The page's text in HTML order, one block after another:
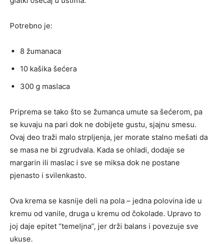
Potrebno je:
8 žumanaca
10 kašika šećera
300 g maslaca
Priprema se tako što se žumanca umute sa šećerom, pa
se kuvaju na pari dok ne dobijete gustu, sjajnu smesu.
Ovaj deo traži malo strpljenja, jer morate stalno mešati da
se masa ne bi zgrudvala. Kada se ohladi, dodaje se
margarin ili maslac i sve se miksa dok ne postane
pjenasto i svilenkasto.
Ova krema se kasnije deli na pola – jedna polovina ide u
kremu od vanile, druga u kremu od čokolade. Upravo to
joj daje epitet “temeljna”, jer drži balans i povezuje sve
ukuse.